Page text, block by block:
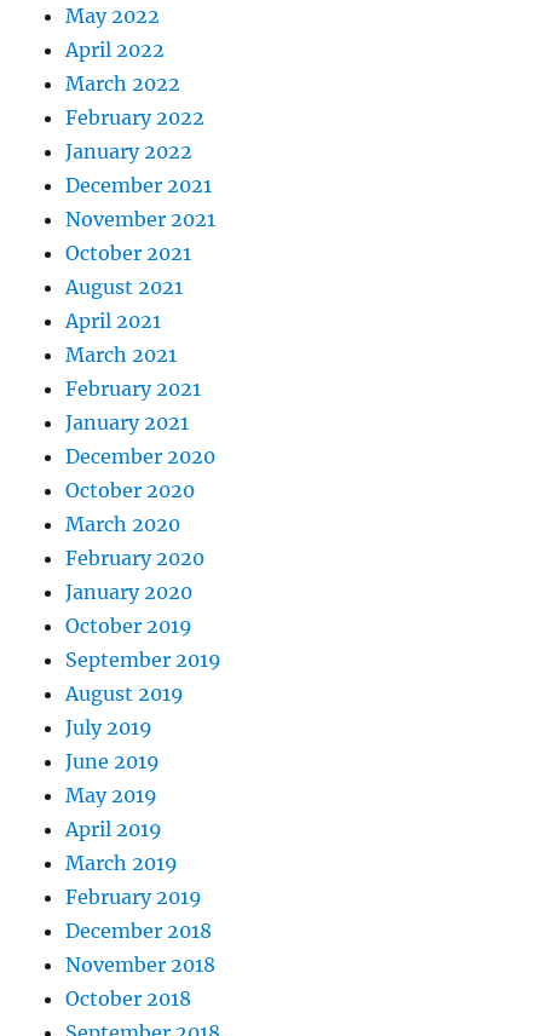
May 2022
April 2022
March 2022
February 2022
January 2022
December 2021
November 2021
October 2021
August 2021
April 2021
March 2021
February 2021
January 2021
December 2020
October 2020
March 2020
February 2020
January 2020
October 2019
September 2019
August 2019
July 2019
June 2019
May 2019
April 2019
March 2019
February 2019
December 2018
November 2018
October 2018